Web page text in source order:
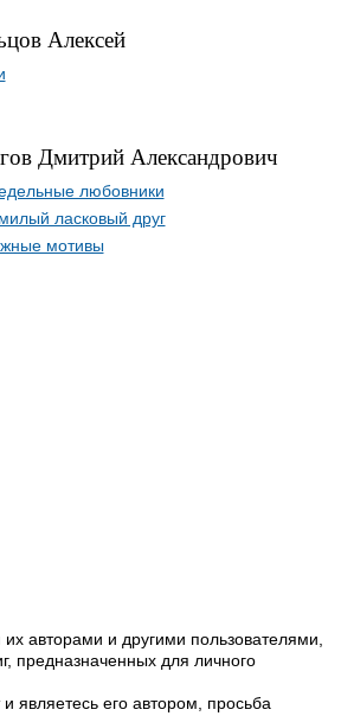
Алексей
Дмитрий Александрович
любовники
ласковый друг
мотивы
авторами и другими пользователями,
предназначенных для личного
являетесь его автором, просьба